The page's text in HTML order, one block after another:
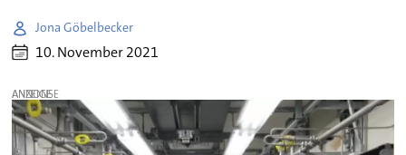
Jona Göbelbecker
10. November 2021
ANZEIGE